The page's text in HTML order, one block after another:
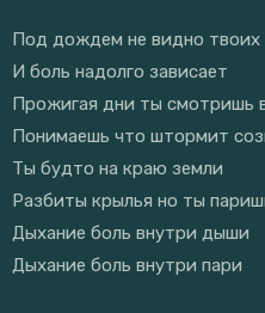
Под дождем не видно твоих
И боль надолго зависает
Прожигая дни ты смотришь
Понимаешь что штормит
Ты будто на краю земли
Разбиты крылья но ты
Дыхание боль внутри дыши
Дыхание боль внутри пари